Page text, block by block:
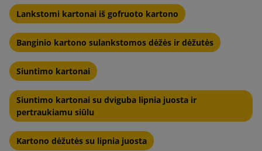
Lankstomi kartonai iš gofruoto kartono
Banginio kartono sulankstomos dėžės ir dėžutės
Siuntimo kartonai
Siuntimo kartonai su dviguba lipnia juosta ir
pertraukiamu siūlu
Kartono dėžutės su lipnia juosta